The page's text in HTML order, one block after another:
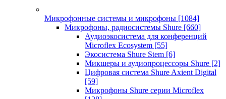
Микрофонные системы и микрофоны [1084]
Микрофоны, радиосистемы Shure [660]
Аудиоэкосистема для конференций
Microflex Ecosystem [55]
Экосистема Shure Stem [6]
Микшеры и аудиопроцессоры Shure [2]
Цифровая система Shure Axient Digital
[59]
Микрофоны Shure серии Microflex